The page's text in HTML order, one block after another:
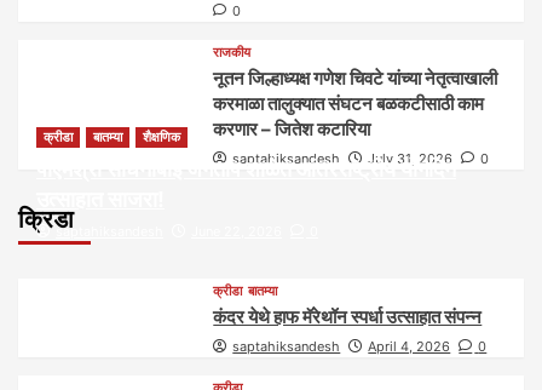
0
राजकीय
नूतन जिल्हाध्यक्ष गणेश चिवटे यांच्या नेतृत्वाखाली
करमाळा तालुक्यात संघटन बळकटीसाठी काम
करणार – जितेश कटारिया
saptahiksandesh July 31, 2026 0
क्रिडा
क्रीडा बातम्या शैक्षणिक
पीएमश्री साधनाबाई जगताप शाळेत आंतरराष्ट्रीय योगदिन
saptahiksandesh
क्रीडा बातम्या
कंदर येथे हाफ मॅरेथॉन स्पर्धा उत्साहात संपन्न
saptahiksandesh April 4, 2026 0